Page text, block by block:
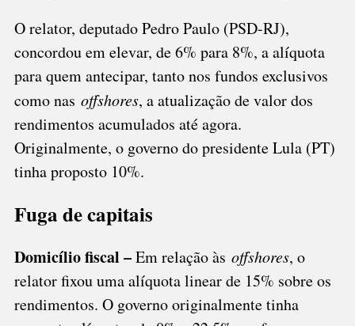
O relator, deputado Pedro Paulo (PSD-RJ),
concordou em elevar, de 6% para 8%, a alíquota
para quem antecipar, tanto nos fundos exclusivos
como nas offshores, a atualização de valor dos
rendimentos acumulados até agora.
Originalmente, o governo do presidente Lula (PT)
tinha proposto 10%.
Fuga de capitais
Domicílio fiscal –Em relação às offshores, o
relator fixou uma alíquota linear de 15% sobre os
rendimentos. O governo originalmente tinha